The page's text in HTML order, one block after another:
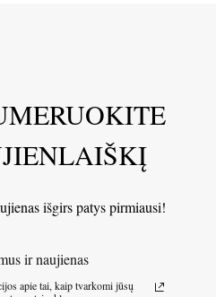
išgirs patys pirmiausi!
ir naujienas
apie tai, kaip tvarkomi jūsų